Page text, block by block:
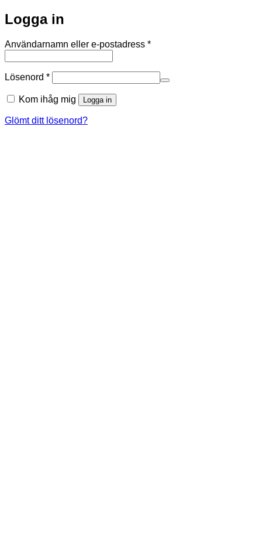
Logga in
Användarnamn eller e-postadress *Obligatoriskt
Lösenord *Obligatoriskt
Kom ihåg mig Logga in
Glömt ditt lösenord?